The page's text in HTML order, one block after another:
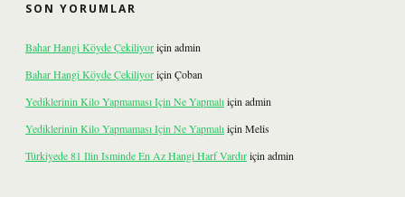
SON YORUMLAR
Bahar Hangi Köyde Çekiliyoriçin admin
Bahar Hangi Köyde Çekiliyoriçin Çoban
Yediklerinin Kilo Yapmaması Için Ne Yapmalıiçin admin
Yediklerinin Kilo Yapmaması Için Ne Yapmalıiçin Melis
Türkiyede 81 Ilin Isminde En Az Hangi Harf Vardıriçin admin